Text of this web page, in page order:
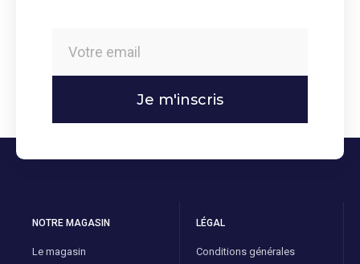
Je m'inscris
NOTRE MAGASIN
Le magasin
LÉGAL
Conditions générales